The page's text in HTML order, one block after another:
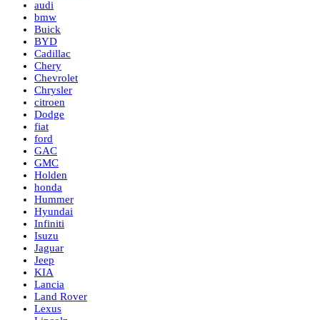
audi
bmw
Buick
BYD
Cadillac
Chery
Chevrolet
Chrysler
citroen
Dodge
fiat
ford
GAC
GMC
Holden
honda
Hummer
Hyundai
Infiniti
Isuzu
Jaguar
Jeep
KIA
Lancia
Land Rover
Lexus